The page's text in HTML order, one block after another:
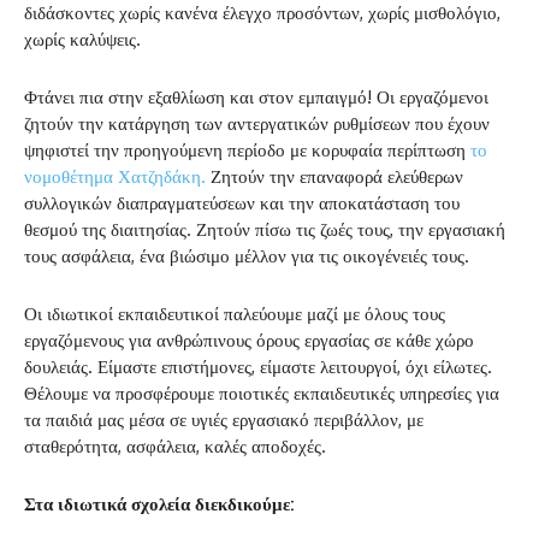
διδάσκοντες χωρίς κανένα έλεγχο προσόντων, χωρίς μισθολόγιο,
χωρίς καλύψεις.
Φτάνει πια στην εξαθλίωση και στον εμπαιγμό! Οι εργαζόμενοι
ζητούν την κατάργηση των αντεργατικών ρυθμίσεων που έχουν
ψηφιστεί την προηγούμενη περίοδο με κορυφαία περίπτωση το
νομοθέτημα Χατζηδάκη. Ζητούν την επαναφορά ελεύθερων
συλλογικών διαπραγματεύσεων και την αποκατάσταση του
θεσμού της διαιτησίας. Ζητούν πίσω τις ζωές τους, την εργασιακή
τους ασφάλεια, ένα βιώσιμο μέλλον για τις οικογένειές τους.
Οι ιδιωτικοί εκπαιδευτικοί παλεύουμε μαζί με όλους τους
εργαζόμενους για ανθρώπινους όρους εργασίας σε κάθε χώρο
δουλειάς. Είμαστε επιστήμονες, είμαστε λειτουργοί, όχι είλωτες.
Θέλουμε να προσφέρουμε ποιοτικές εκπαιδευτικές υπηρεσίες για
τα παιδιά μας μέσα σε υγιές εργασιακό περιβάλλον, με
σταθερότητα, ασφάλεια, καλές αποδοχές.
Στα ιδιωτικά σχολεία διεκδικούμε: